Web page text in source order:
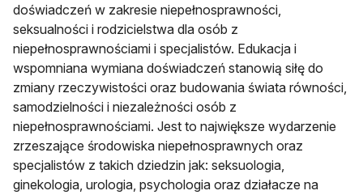
doświadczeń w zakresie niepełnosprawności,
seksualności i rodzicielstwa dla osób z
niepełnosprawnościami i specjalistów. Edukacja i
wspomniana wymiana doświadczeń stanowią siłę do
zmiany rzeczywistości oraz budowania świata równości,
samodzielności i niezależności osób z
niepełnosprawnościami. Jest to największe wydarzenie
zrzeszające środowiska niepełnosprawnych oraz
specjalistów z takich dziedzin jak: seksuologia,
ginekologia, urologia, psychologia oraz działacze na